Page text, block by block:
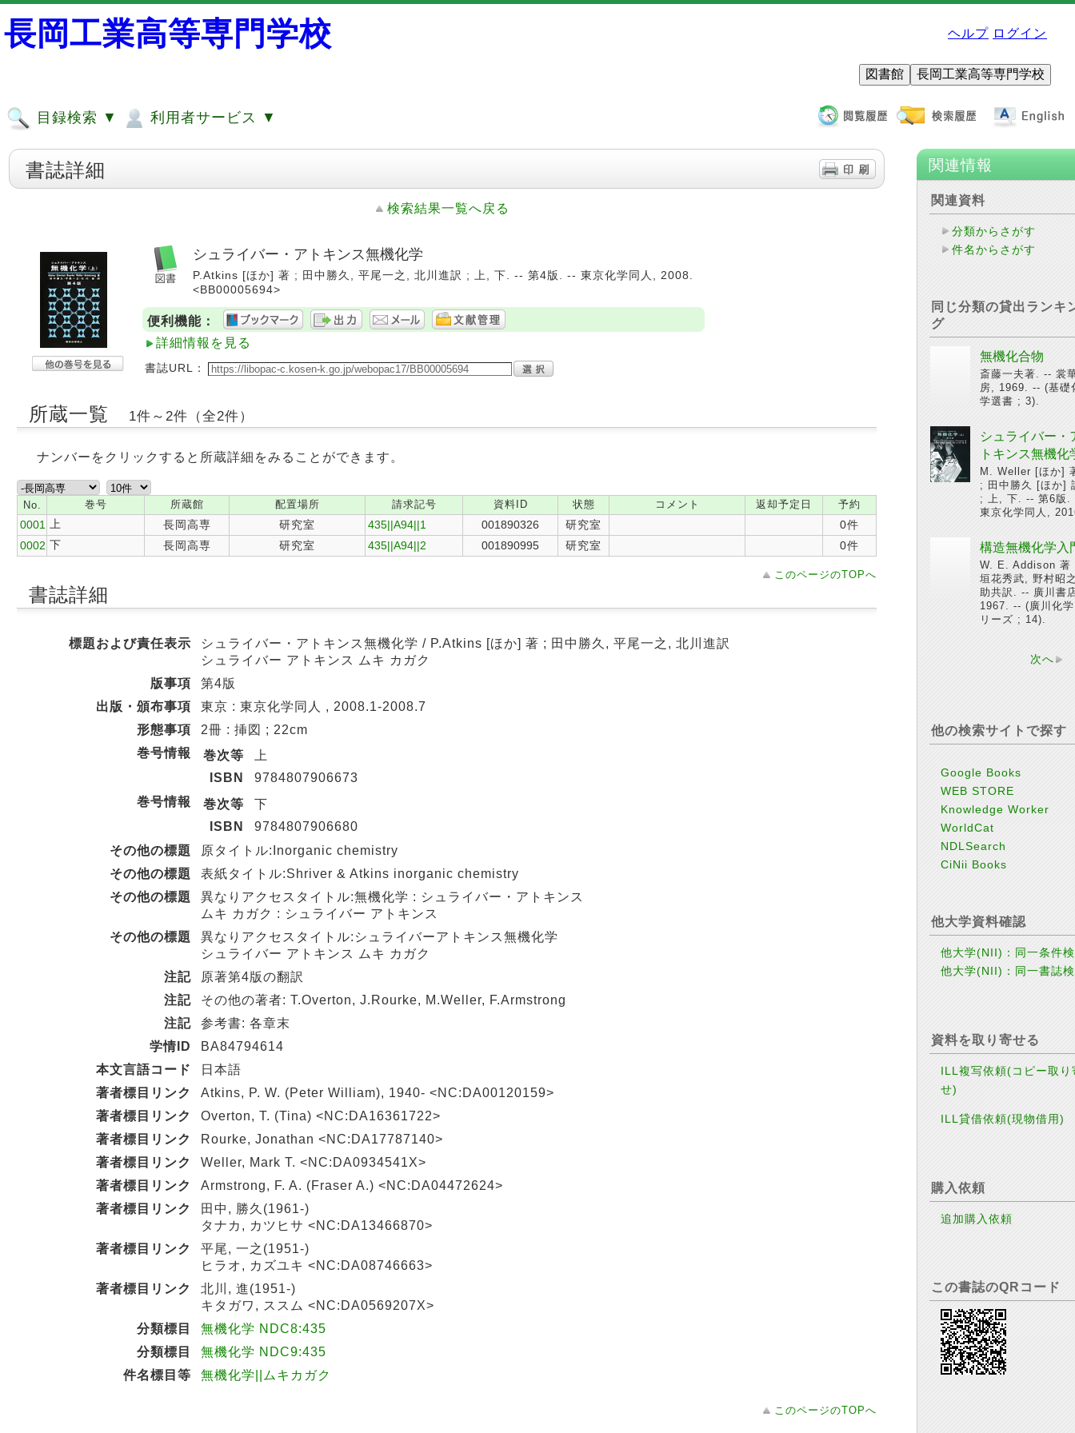
長岡工業高等専門学校 ヘルプ ログイン
図書館 長岡工業高等専門学校
目録検索 ▼ 利用者サービス ▼
書誌詳細
検索結果一覧へ戻る
シュライバー・アトキンス無機化学
P.Atkins [ほか] 著 ; 田中勝久, 平尾一之, 北川進訳 ; 上, 下. -- 第4版. -- 東京化学同人, 2008.
<BB00005694>
便利機能：
詳細情報を見る
書誌URL：
所蔵一覧 1件～2件（全2件）
ナンバーをクリックすると所蔵詳細をみることができます。
No. 巻号 所蔵館 配置場所 請求記号 資料ID 状態 コメント 返却予定日 予約
0001 上 長岡高専 研究室 435||A94||1 001890326 研究室
0件
0002 下 長岡高専 研究室 435||A94||2 001890995 研究室 0件
このページのTOPへ
書誌詳細
標題および責任表示
シュライバー・アトキンス無機化学 / P.Atkins [ほか] 著 ; 田中勝久, 平尾一之, 北川進訳
シュライバー アトキンス ムキ カガク
版事項
第4版
出版・頒布事項
東京 : 東京化学同人 , 2008.1-2008.7
形態事項
2冊 : 挿図 ; 22cm
巻号情報
巻次等
上
ISBN
9784807906673
巻号情報
巻次等
下
ISBN
9784807906680
その他の標題
原タイトル:Inorganic chemistry
その他の標題
表紙タイトル:Shriver & Atkins inorganic chemistry
その他の標題
異なりアクセスタイトル:無機化学 : シュライバー・アトキンス
ムキ カガク : シュライバー アトキンス
その他の標題
異なりアクセスタイトル:シュライバーアトキンス無機化学
シュライバー アトキンス ムキ カガク
注記
原著第4版の翻訳
注記
その他の著者: T.Overton, J.Rourke, M.Weller, F.Armstrong
注記
参考書: 各章末
学情ID
BA84794614
本文言語コード
日本語
著者標目リンク
Atkins, P. W. (Peter William), 1940- <NC:DA00120159>
著者標目リンク
Overton, T. (Tina) <NC:DA16361722>
著者標目リンク
Rourke, Jonathan <NC:DA17787140>
著者標目リンク
Weller, Mark T. <NC:DA0934541X>
著者標目リンク
Armstrong, F. A. (Fraser A.) <NC:DA04472624>
著者標目リンク
田中, 勝久(1961-)
タナカ, カツヒサ <NC:DA13466870>
著者標目リンク
平尾, 一之(1951-)
ヒラオ, カズユキ <NC:DA08746663>
著者標目リンク
北川, 進(1951-)
キタガワ, ススム <NC:DA0569207X>
分類標目
無機化学 NDC8:435
分類標目
無機化学 NDC9:435
件名標目等
無機化学||ムキカガク
このページのTOPへ
関連情報
関連資料
分類からさがす
件名からさがす
同じ分類の貸出ランキ
グ
無機化合物
斎藤一夫著. -- 裳
房, 1969. -- (基礎
学選書 ; 3).
シュライバー・
トキンス無機化
M. Weller [ほか]
; 田中勝久 [ほか]
; 上, 下. -- 第6版.
東京化学同人,
構造無機化学入
W. E. Addison 著
垣花秀武, 野村昭
助共訳. -- 廣川書
1967. -- (廣川化
リーズ ; 14).
次へ
他の検索サイトで探す
Google Books
WEB STORE
Knowledge Worker
WorldCat
NDLSearch
CiNii Books
他大学資料確認
他大学(NII)：同一条件
他大学(NII)：同一書誌
資料を取り寄せる
ILL複写依頼(コピー取り
せ)
ILL貸借依頼(現物借用)
購入依頼
追加購入依頼
この書誌のQRコード